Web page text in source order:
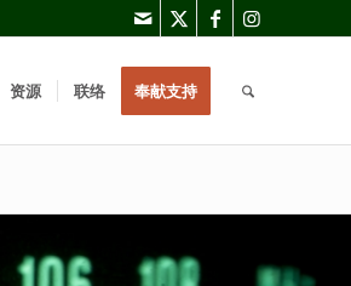
资源 联络 奉献支持